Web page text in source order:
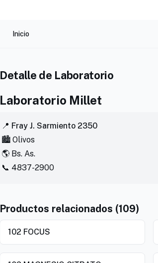
Inicio
Detalle de Laboratorio
Laboratorio Millet
📍 Fray J. Sarmiento 2350
🏙️ Olivos
🌎 Bs. As.
📞 4837-2900
Productos relacionados (109)
102 FOCUS